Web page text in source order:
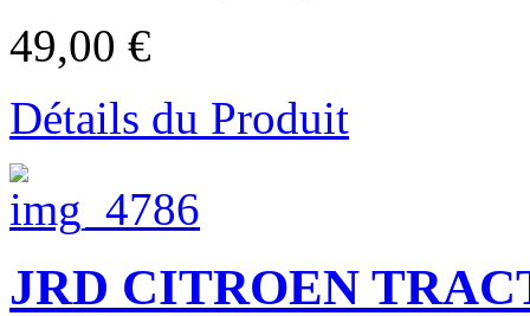
49,00 €
Détails du Produit
JRD CITROEN